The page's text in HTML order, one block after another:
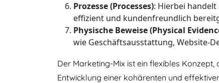
Prozesse (Processes): Hierbei
effizient und kundenfreundlich
Physische Beweise (Physical
wie Geschäftsausstattung, Website-
Der Marketing-Mix ist ein flexibles
Entwicklung einer kohärenten und